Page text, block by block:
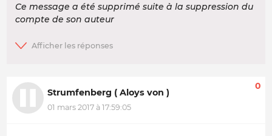
Ce message a été supprimé suite à la suppression du
compte de son auteur
Strumfenberg ( Aloys von )
01 mars 2017 à 17:59:05
0